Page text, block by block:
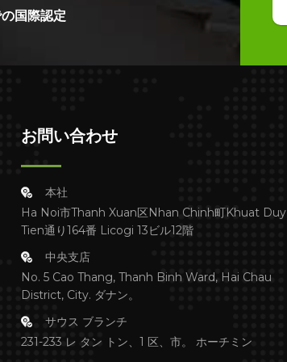
国際認定
お問い合わせ
本社
Ha Noi市Thanh Xuan区Nhan Chinh町Khuat Duy
Tien通り164番 Licogi 13ビル12階
中央支店
No. 5 Cao Thang, Thanh Binh Ward, Hai Chau
District, City. ダナン。
サウス ブランチ
231-233 レ タン トン、1 区、市。 ホーチミン